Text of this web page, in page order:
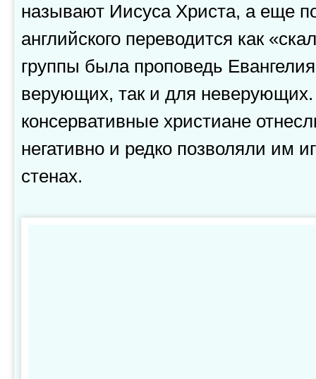
называют Иисуса Христа, а еще
английского переводится как
группы была проповедь
верующих, так и для неверующих.
консервативные христиане
негативно и редко позволяли им
стенах.